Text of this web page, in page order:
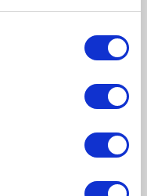
sukces Twojego
i wsparcia